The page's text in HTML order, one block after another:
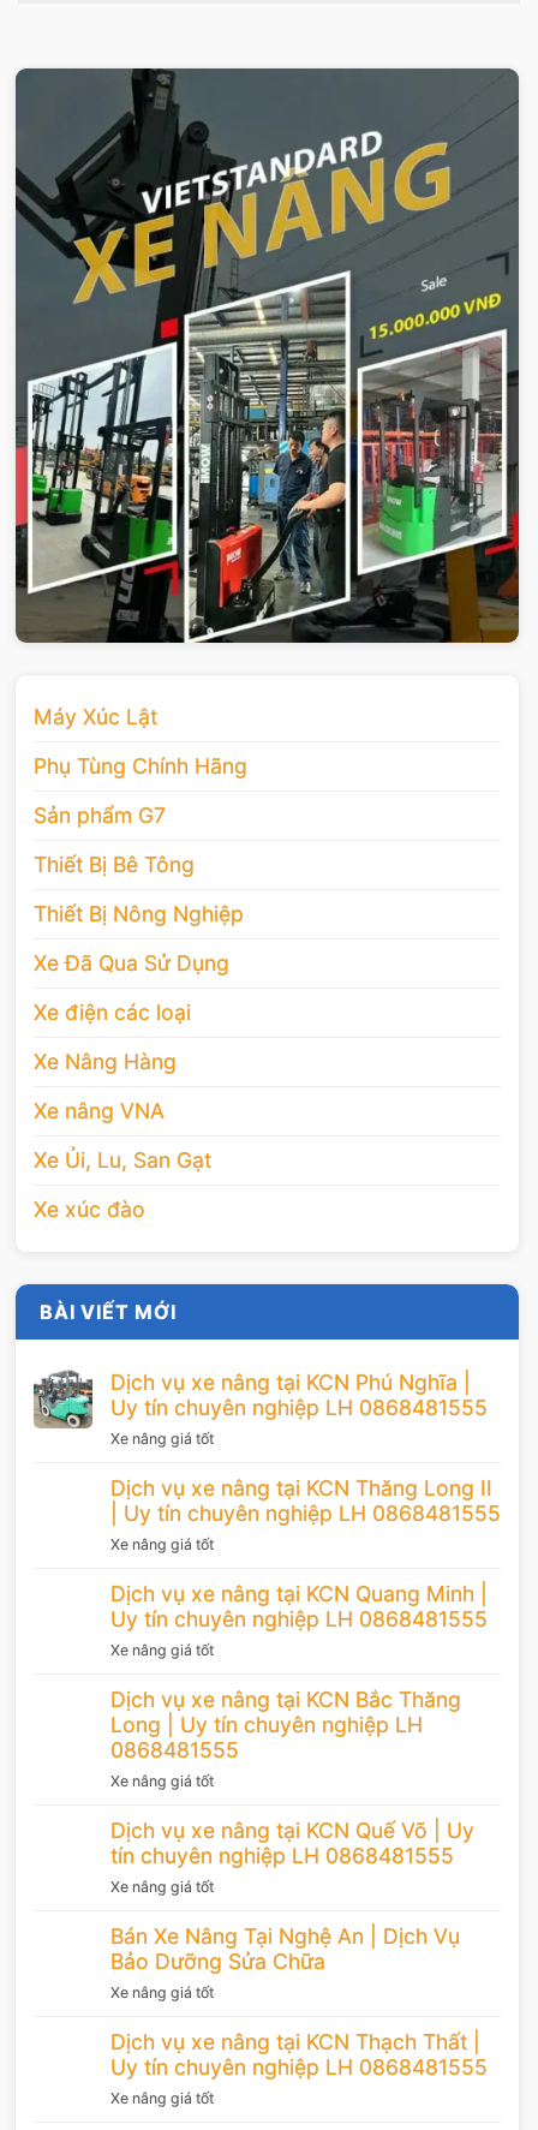
VIETSTANDARD VIỆT NAM
Xe-nang
Máy Xúc Lật
Phụ Tùng Chính Hãng
Sản phẩm G7
Thiết Bị Bê Tông
Thiết Bị Nông Nghiệp
Xe Đã Qua Sử Dụng
Xe điện các loại
Xe Nâng Hàng
Xe nâng VNA
Xe Ủi, Lu, San Gạt
Xe xúc đào
BÀI VIẾT MỚI
Dịch vụ xe nâng tại KCN Phú Nghĩa |
Uy tín chuyên nghiệp LH 0868481555
Xe nâng giá tốt
Dịch vụ xe nâng tại KCN Thăng Long II
| Uy tín chuyên nghiệp LH 0868481555
Xe nâng giá tốt
Dịch vụ xe nâng tại KCN Quang Minh |
Uy tín chuyên nghiệp LH 0868481555
Xe nâng giá tốt
Dịch vụ xe nâng tại KCN Bắc Thăng
Long | Uy tín chuyên nghiệp LH
0868481555
Xe nâng giá tốt
Dịch vụ xe nâng tại KCN Quế Võ | Uy
tín chuyên nghiệp LH 0868481555
Xe nâng giá tốt
Bán Xe Nâng Tại Nghệ An | Dịch Vụ
Bảo Dưỡng Sửa Chữa
Xe nâng giá tốt
Dịch vụ xe nâng tại KCN Thạch Thất |
Uy tín chuyên nghiệp LH 0868481555
Xe nâng giá tốt